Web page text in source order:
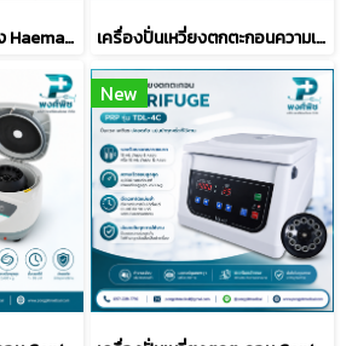
เครื่องปั่นเม็ดเลือดแดง Haematocrit Centrifuge รุ่น KHT-430B ยี่ห้อ KK เครื่องปั่นเหวี่ยงตกตะกอนความเร็วสูง High Speed Centrifuge รุ่น Mc-12Pro
New